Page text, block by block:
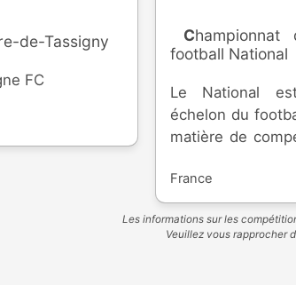
de-Tassigny
FC
Championnat de France de
football National
Le National
échelon du
matière de
depuis sa
France
Les informations sur les
Veuillez vous rapprocher